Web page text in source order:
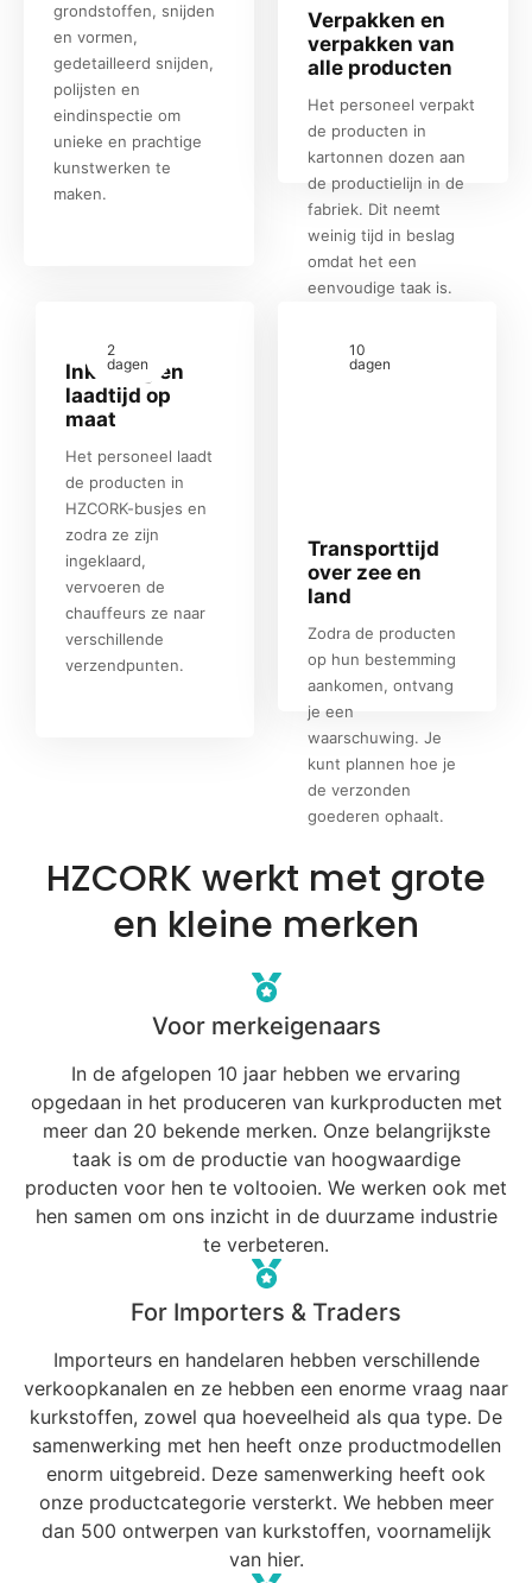
grondstoffen, snijden
en vormen,
gedetailleerd snijden,
polijsten en
eindinspectie om
unieke en prachtige
kunstwerken te
maken.
Verpakken en
verpakken van
alle producten
Het personeel verpakt
de producten in
kartonnen dozen aan
de productielijn in de
fabriek. Dit neemt
weinig tijd in beslag
omdat het een
eenvoudige taak is.
2
dagen
Inklaring en
laadtijd op
maat
Het personeel laadt
de producten in
HZCORK-busjes en
zodra ze zijn
ingeklaard,
vervoeren de
chauffeurs ze naar
verschillende
verzendpunten.
10
dagen
Transporttijd
over zee en
land
Zodra de producten
op hun bestemming
aankomen, ontvang
je een
waarschuwing. Je
kunt plannen hoe je
de verzonden
goederen ophaalt.
HZCORK werkt met grote
en kleine merken
Voor merkeigenaars
In de afgelopen 10 jaar hebben we ervaring
opgedaan in het produceren van kurkproducten met
meer dan 20 bekende merken. Onze belangrijkste
taak is om de productie van hoogwaardige
producten voor hen te voltooien. We werken ook met
hen samen om ons inzicht in de duurzame industrie
te verbeteren.
For Importers & Traders
Importeurs en handelaren hebben verschillende
verkoopkanalen en ze hebben een enorme vraag naar
kurkstoffen, zowel qua hoeveelheid als qua type. De
samenwerking met hen heeft onze productmodellen
enorm uitgebreid. Deze samenwerking heeft ook
onze productcategorie versterkt. We hebben meer
dan 500 ontwerpen van kurkstoffen, voornamelijk
van hier.